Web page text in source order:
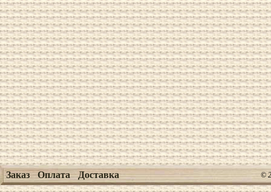
Заказ Оплата Доставка ©